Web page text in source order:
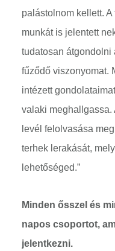
palástolnom kellett.
munkát is jelentett
tudatosan átgondolni
fűződő viszonyomat.
intézett
valaki meghallgassa.
levél felolvasása
terhek lerakását,
lehetőséged.”
Minden ősszel és
napos csoportot,
jelentkezni.